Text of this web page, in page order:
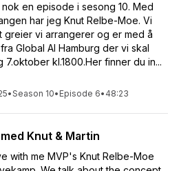
nok en episode i sesong 10. Med
har jeg Knut Relbe-Moe. Vi
greier vi arrangerer og er med å
Global AI Hamburg der vi skal
7.oktober kl.1800.Her finner du in...
•Season 10• Episode 6• 48:23
med Knut & Martin
with me MVP's Knut Relbe-Moe